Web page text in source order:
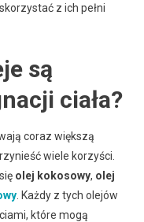
z ich pełni
są
ciała?
coraz większą
wiele korzyści.
olej kokosowy, olej
. Każdy z tych olejów
które mogą